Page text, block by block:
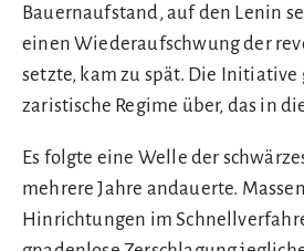
Bauernaufstand, auf den Lenin
einen Wiederaufschwung der
setzte, kam zu spät. Die Initiative
zaristische Regime über, das in
Es folgte eine Welle der
mehrere Jahre andauerte.
Hinrichtungen im